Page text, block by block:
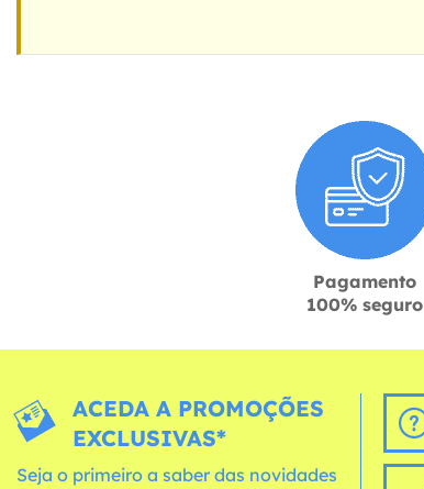
Pagamento
100% seguro
ACEDA A PROMOÇÕES
EXCLUSIVAS*
Seja o primeiro a saber das novidades